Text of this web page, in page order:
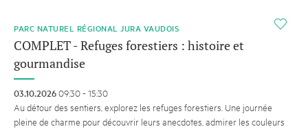
i
PARC NATUREL RÉGIONAL JURA VAUDOIS
COMPLET - Refuges forestiers : histoire et
gourmandise
03.10.202609:30 - 15:30
Au détour des sentiers, explorez les refuges forestiers. Une journée
pleine de charme pour découvrir leurs anecdotes, admirer les couleurs